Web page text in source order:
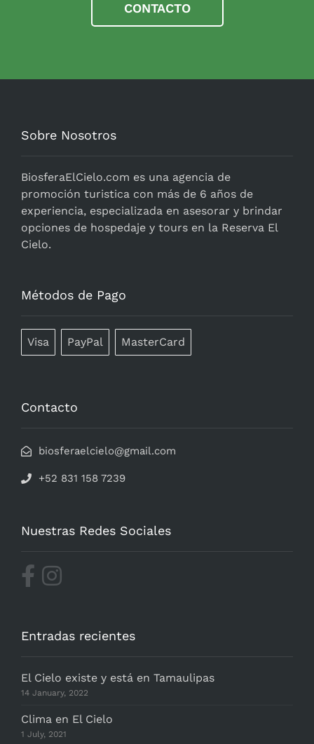
CONTACTO
Sobre Nosotros
BiosferaElCielo.com es una agencia de
promoción turistica con más de 6 años de
experiencia, especializada en asesorar y brindar
opciones de hospedaje y tours en la Reserva El
Cielo.
Métodos de Pago
Visa PayPal MasterCard
Contacto
biosferaelcielo@gmail.com
+52 831 158 7239
Nuestras Redes Sociales
Entradas recientes
El Cielo existe y está en Tamaulipas
14 January, 2022
Clima en El Cielo
1 July, 2021